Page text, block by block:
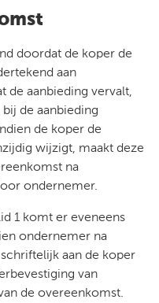
doordat de koper de
aan
de aanbieding vervalt,
de aanbieding
de koper de
wijzigt, maakt deze
na
ondernemer.
1 komt er eveneens
ondernemer na
aan de koper
van
de overeenkomst.